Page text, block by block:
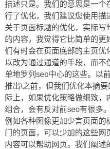
描述只是。我们的意思是一个
行了优化，我们建议您使用描
关于页面标题的优化，实际写
的内容，我觉得它比简单的
们有时会在页面底部的主页优
以改为通过通道的手段，而不
单地罗列seo中心的这些。以
推出\之前，但我们优化本摘
际上，如果优化策略做细致，
组合，会有反对前seo有很多
例如各种图像更加少言页面的
门的页面，可以少加的这些
内容可以帮助网页。我们阐